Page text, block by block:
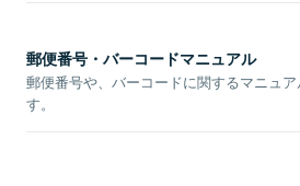
郵便番号・バーコードマニュアル
郵便番号や、バーコードに関するマニュ
す。